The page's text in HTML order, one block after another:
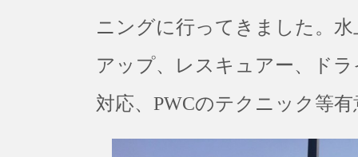
ニングに行ってきました。
アップ、レスキュアー、ド
対応、PWCのテクニック等